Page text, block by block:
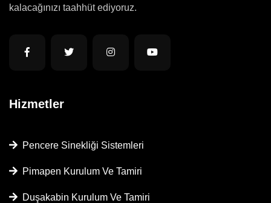
kalacağınızı taahhüt ediyoruz.
Hizmetler
Pencere Sinekliği Sistemleri
Pimapen Kurulum Ve Tamiri
Duşakabin Kurulum Ve Tamiri